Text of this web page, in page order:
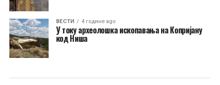
ВЕСТИ 4 године ago
У току археолошка ископавања на Копријану
код Ниша